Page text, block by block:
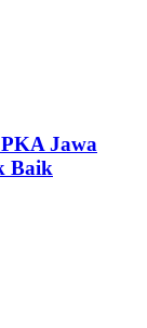
Jawa
Baik